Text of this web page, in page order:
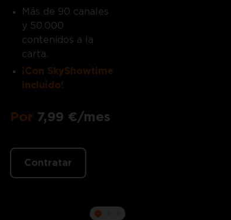
Más de 90 canales
y 50.000
contenidos a la
carta.
¡Con SkyShowtime
incluido!
Por 7,99 €/mes
Contratar